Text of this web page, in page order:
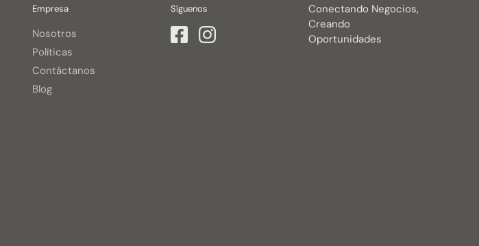
Empresa
Nosotros
Políticas
Contáctanos
Blog
Síguenos
Conectando Negocios,
Creando
Oportunidades